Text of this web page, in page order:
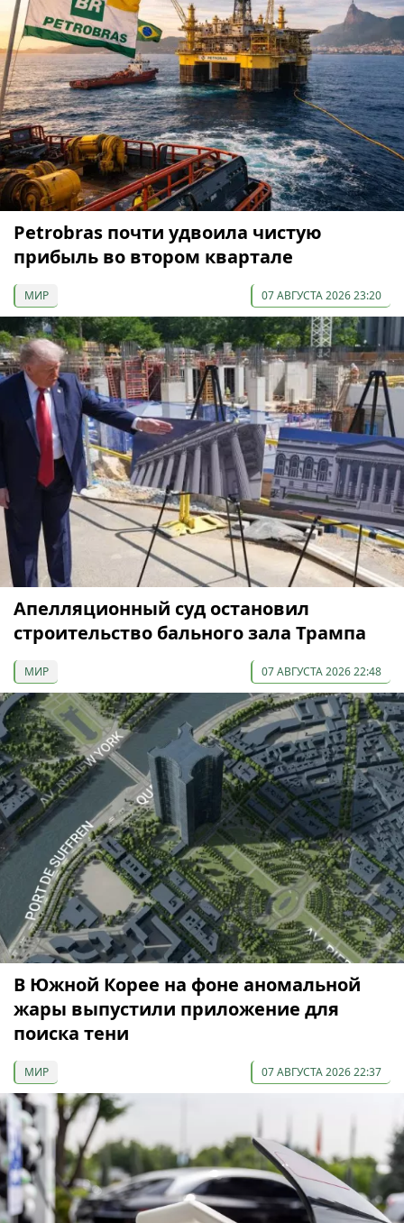
Petrobras почти удвоила чистую
прибыль во втором квартале
МИР 07 АВГУСТА 2026 23:20
Апелляционный суд остановил
строительство бального зала Трампа
МИР 07 АВГУСТА 2026 22:48
В Южной Корее на фоне аномальной
жары выпустили приложение для
поиска тени
МИР 07 АВГУСТА 2026 22:37